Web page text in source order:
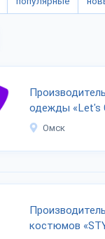
одежды «Let's
Омск
костюмов